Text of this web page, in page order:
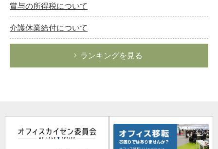
賞与の所得税について
介護休業給付について
ランキングを見る